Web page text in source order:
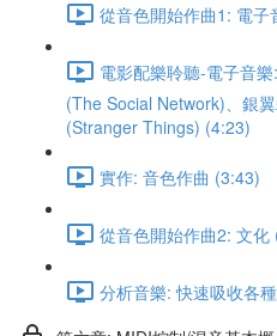
從音色開始作曲1: 電子
電影配樂聆聽-電子音
(The Social Network)、銀
(Stranger Things) (4:23)
實作: 音色作曲 (3:43)
從音色開始作曲2: 文化
分析音樂: 快速吸收各